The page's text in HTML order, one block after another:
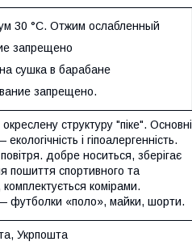
структуру "піке". Основні
і гіпоалергенність.
добре носиться, зберігає
пошиття спортивного та
комірами.
футболки «поло», майки, шорти.
Укрпошта